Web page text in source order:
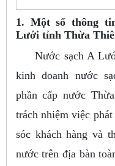
1. Một số thông
Lưới tỉnh Thừa
Nước sạch A
kinh doanh nước
phần cấp nước
trách nhiệm việc
sóc khách hàng và
nước trên địa bàn